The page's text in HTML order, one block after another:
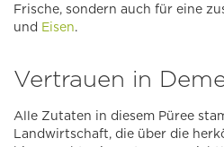
Frische, sondern auch für eine
und Eisen.
Vertrauen in
Alle Zutaten in diesem Püree
Landwirtschaft, die über die